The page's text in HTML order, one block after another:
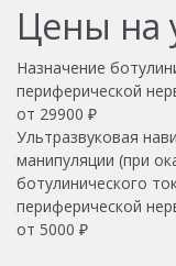
Цены на
Назначение
периферической
от 29900 ₽
Ультразвуковая
манипуляции (при
ботулинического
периферической
от 5000 ₽